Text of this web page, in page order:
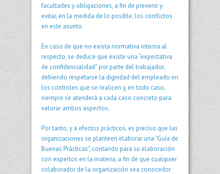
facultades y obligaciones, a fin de prevenir y
evitar, en la medida de lo posible, los conflictos
en este asunto.
En caso de que no exista normativa interna al
respecto, se deduce que existe una “expectativa
de confidencialidad” por parte del trabajador,
debiendo respetarse la dignidad del empleado en
los controles que se realicen y, en todo caso,
siempre se atenderá a cada caso concreto para
valorar ambos aspectos.
Por tanto, y a efectos prácticos, es preciso que las
organizaciones se planteen elaborar una “Guía de
Buenas Prácticas”, contando para su elaboración
con expertos en la materia, a fin de que cualquier
colaborador de la organización sea conocedor